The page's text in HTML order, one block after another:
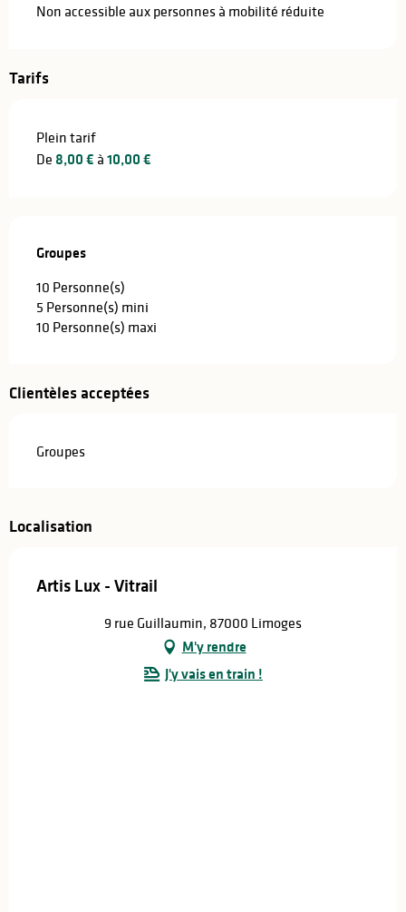
Non accessible aux personnes à mobilité réduite
Tarifs
Plein tarif
De 8,00 € à 10,00 €
Groupes
Groupes
10 Personne(s)
5 Personne(s) mini
10 Personne(s) maxi
Clientèles acceptées
Groupes
Localisation
Artis Lux - Vitrail
9 rue Guillaumin, 87000 Limoges
M'y rendre
J'y vais en train !